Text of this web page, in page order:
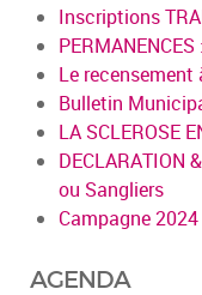
Inscriptions
Le recensement
Bulletin
LA SCLEROSE
DECLARATION
ou Sangliers
Campagne
AGENDA